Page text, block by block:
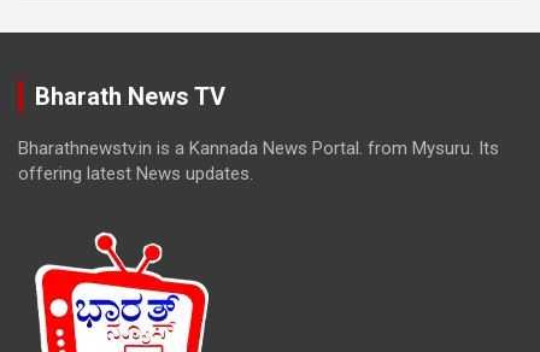
Bharath News TV
Bharathnewstv.in is a Kannada News Portal. from Mysuru. Its
offering latest News updates.